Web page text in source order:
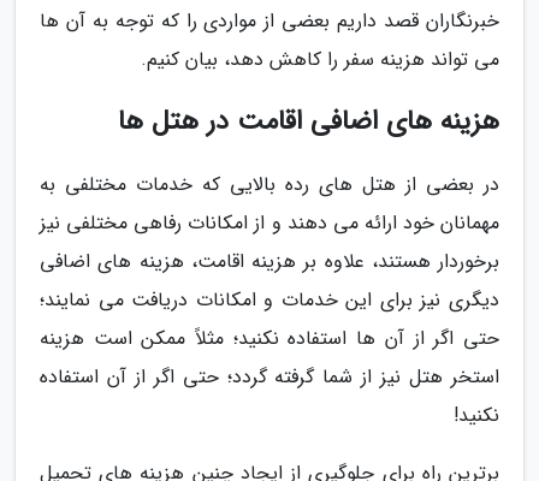
خبرنگاران قصد داریم بعضی از مواردی را که توجه به آن ها
می تواند هزینه سفر را کاهش دهد، بیان کنیم.
هزینه های اضافی اقامت در هتل ها
در بعضی از هتل های رده بالایی که خدمات مختلفی به
مهمانان خود ارائه می دهند و از امکانات رفاهی مختلفی نیز
برخوردار هستند، علاوه بر هزینه اقامت، هزینه های اضافی
دیگری نیز برای این خدمات و امکانات دریافت می نمایند؛
حتی اگر از آن ها استفاده نکنید؛ مثلاً ممکن است هزینه
استخر هتل نیز از شما گرفته گردد؛ حتی اگر از آن استفاده
نکنید!
برترین راه برای جلوگیری از ایجاد چنین هزینه های تحمیل